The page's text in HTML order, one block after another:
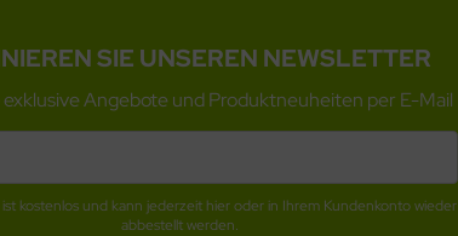
SIE UNSEREN NEWSLETTER
exklusive Angebote und Produktneuheiten per E-Mail
kostenlos und kann jederzeit hier oder in Ihrem Kundenkonto wieder
abbestellt werden.